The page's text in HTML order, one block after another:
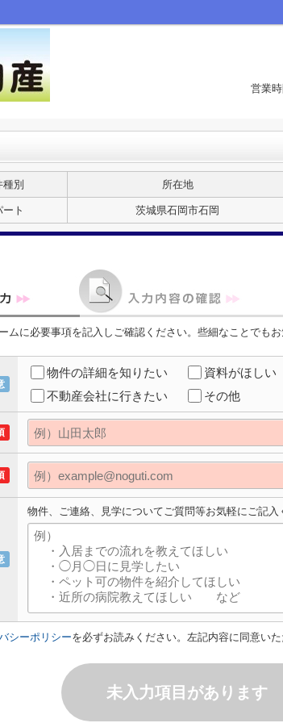
営業
別 所在地
ート 茨城県石岡市石岡
ムに必要事項を記入しご確認ください。些細なことでも
物件の詳細を知りたい 資料がほしい
不動産会社に行きたい
その他
物件、ご連絡、見学についてご質問等お気軽にご記入
シーポリシーを必ずお読みください。左記内容に同意い
未入力項目があります